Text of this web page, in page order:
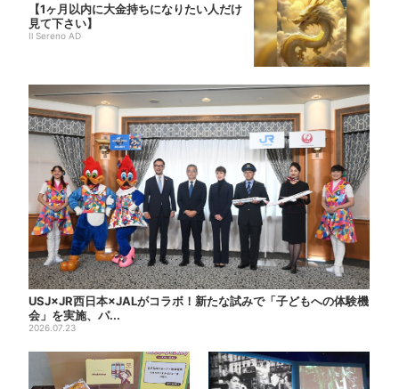
【1ヶ月以内に大金持ちになりたい人だけ
見て下さい】
Il Sereno AD
USJ×JR西日本×JALがコラボ！新たな試みで「子どもへの体験機
会」を実施、パ...
2026.07.23